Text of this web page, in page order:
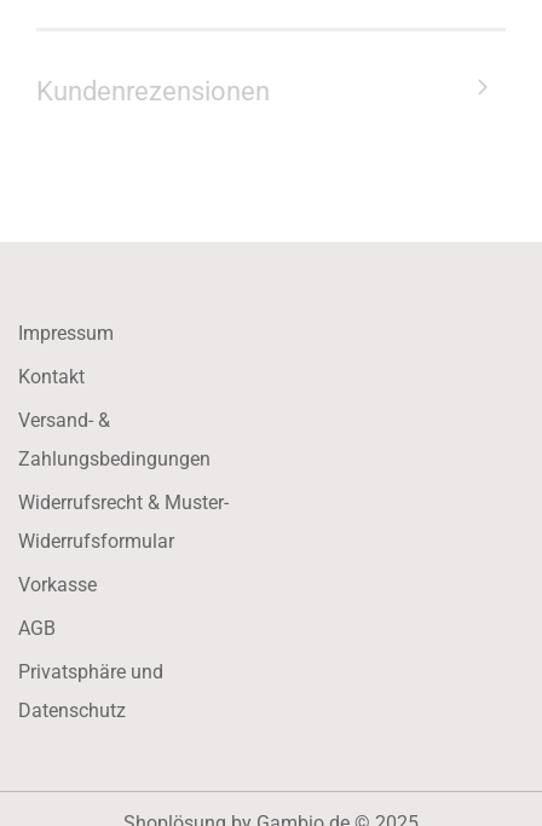
Kundenrezensionen
Impressum
Kontakt
Versand- &
Zahlungsbedingungen
Widerrufsrecht & Muster-
Widerrufsformular
Vorkasse
AGB
Privatsphäre und
Datenschutz